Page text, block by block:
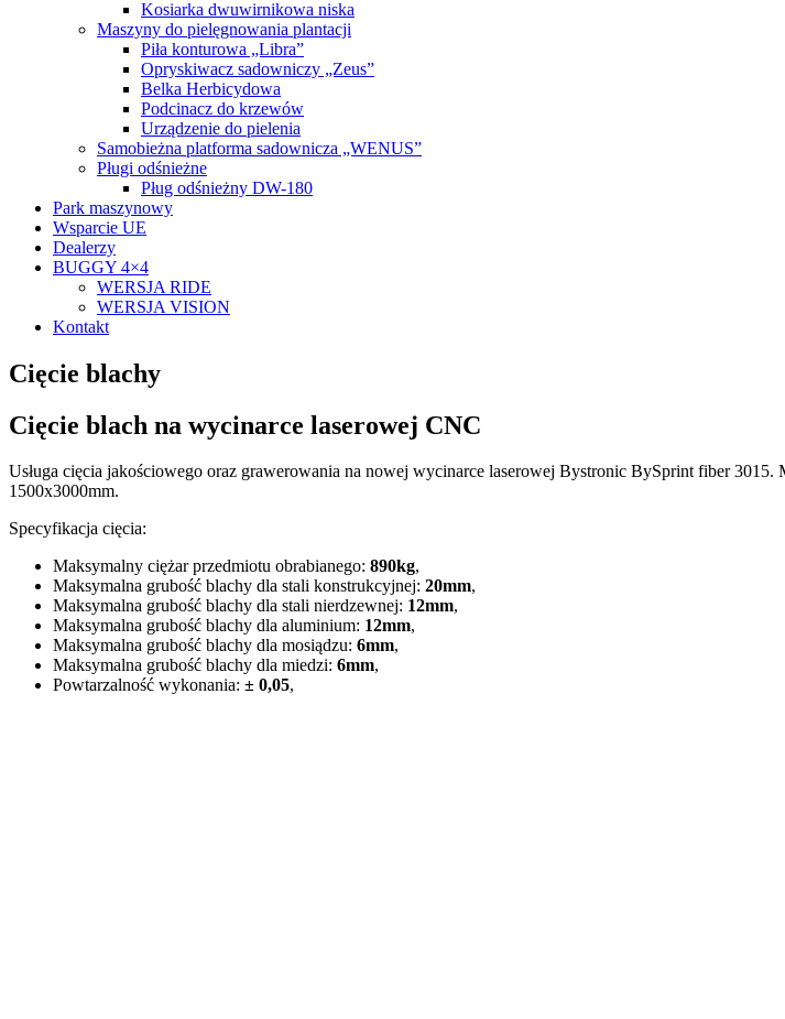
Kosiarka dwuwirnikowa niska
Maszyny do pielęgnowania plantacji
Piła konturowa „Libra”
Opryskiwacz sadowniczy „Zeus”
Belka Herbicydowa
Podcinacz do krzewów
Urządzenie do pielenia
Samobieżna platforma sadownicza „WENUS”
Pługi odśnieżne
Pług odśnieżny DW-180
Park maszynowy
Wsparcie UE
Dealerzy
BUGGY 4×4
WERSJA RIDE
WERSJA VISION
Kontakt
Cięcie blachy
Cięcie blach na wycinarce laserowej CNC
Usługa cięcia jakościowego oraz grawerowania na nowej wycinarce laserowej Bystronic BySprint fiber
1500x3000mm.
Specyfikacja cięcia:
Maksymalny ciężar przedmiotu obrabianego: 890kg,
Maksymalna grubość blachy dla stali konstrukcyjnej: 20mm,
Maksymalna grubość blachy dla stali nierdzewnej: 12mm,
Maksymalna grubość blachy dla aluminium: 12mm,
Maksymalna grubość blachy dla mosiądzu: 6mm,
Maksymalna grubość blachy dla miedzi: 6mm,
Powtarzalność wykonania: ± 0,05,